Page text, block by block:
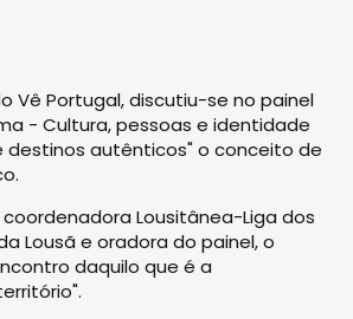
Vê Portugal, discutiu-se no painel
- Cultura, pessoas e identidade
destinos autênticos" o conceito de
coordenadora Lousitânea-Liga dos
Lousã e oradora do painel, o
daquilo que é a